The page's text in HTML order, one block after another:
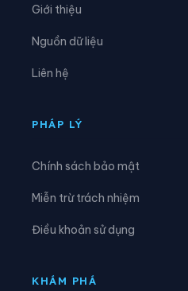
Xã Nam Ninh Hòa
Xã Tân Định
Giới thiệu
Nguồn dữ liệu
Liên hệ
PHÁP LÝ
Chính sách bảo mật
Miễn trừ trách nhiệm
Điều khoản sử dụng
KHÁM PHÁ